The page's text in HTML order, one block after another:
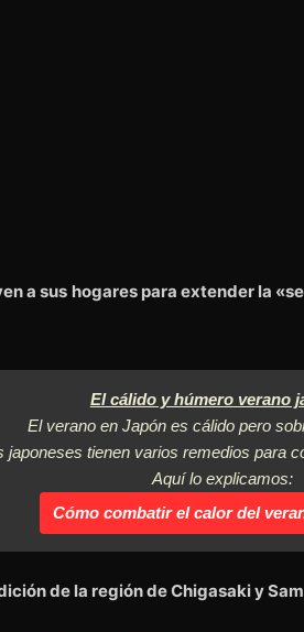
a sus hogares para extender la
El cálido y húmero verano
El verano en Japón es cálido pero
japoneses tienen varios remedios para
Aquí lo explicamos:
Cómo combatir el calor del
de la región de Chigasaki y